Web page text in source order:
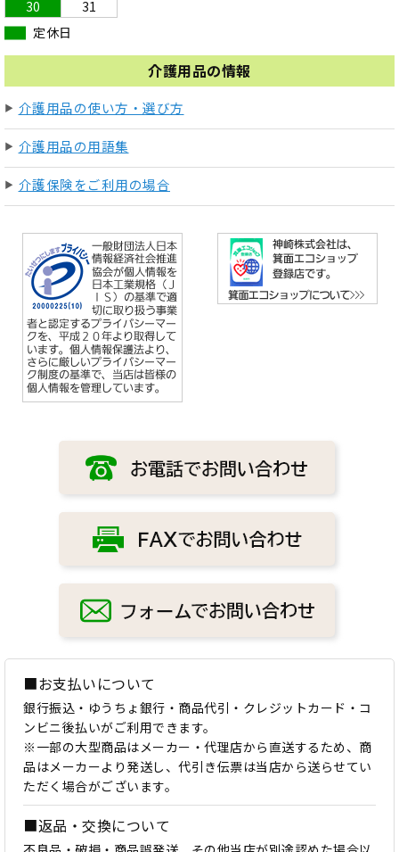
30
31
定休日
介護用品の情報
介護用品の使い方・選び方
介護用品の用語集
介護保険をご利用の場合
■お支払いについて
銀行振込・ゆうちょ銀行・商品代引・クレジットカード・コ
ンビニ後払いがご利用できます。
※一部の大型商品はメーカー・代理店から直送するため、商
品はメーカーより発送し、代引き伝票は当店から送らせてい
ただく場合がございます。
■返品・交換について